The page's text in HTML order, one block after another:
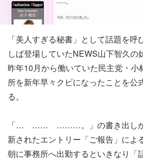
「美人すぎる秘書」として話題を
しば登場していたNEWS山下智久の
昨年10月から働いていた民主党・小
所を新年早々クビになったことを公
る。
「… …… ………。」の書き出しか
新されたエントリー「ご報告」によ
朝に事務所へ出勤するといきなり「